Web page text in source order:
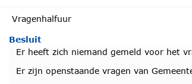
Vragenhalfuur
Besluit
Er heeft zich niemand gemeld voor het
Er zijn openstaande vragen van